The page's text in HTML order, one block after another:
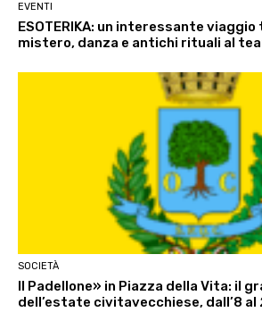
EVENTI
ESOTERIKA: un interessante
mistero, danza e antichi rituali al
SOCIETÀ
Il Padellone» in Piazza della Vita: il
dell’estate civitavecchiese, dall’8 al